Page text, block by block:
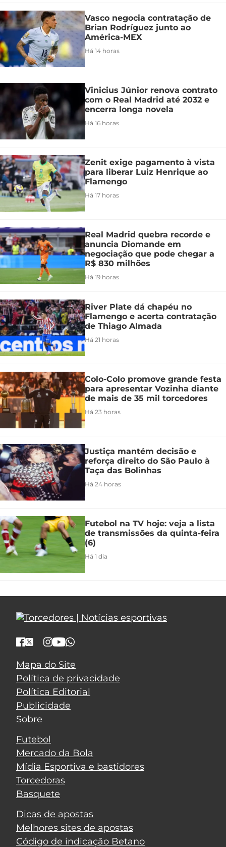
Vasco negocia contratação de
Brian Rodríguez junto ao
América-MEX
Há 14 horas
Vinicius Júnior renova contrato
com o Real Madrid até 2032 e
encerra longa novela
Há 16 horas
Zenit exige pagamento à vista
para liberar Luiz Henrique ao
Flamengo
Há 17 horas
Real Madrid quebra recorde e
anuncia Diomande em
negociação que pode chegar a
R$ 830 milhões
Há 19 horas
River Plate dá chapéu no
Flamengo e acerta contratação
de Thiago Almada
Há 21 horas
Colo-Colo promove grande festa
para apresentar Vozinha diante
de mais de 35 mil torcedores
Há 23 horas
Justiça mantém decisão e
reforça direito do São Paulo à
Taça das Bolinhas
Há 24 horas
Futebol na TV hoje: veja a lista
de transmissões da quinta-feira
(6)
Há 1 dia
Mapa do Site
Política de privacidade
Política Editorial
Publicidade
Sobre
Futebol
Mercado da Bola
Mídia Esportiva e bastidores
Torcedoras
Basquete
Dicas de apostas
Melhores sites de apostas
Código de indicação Betano